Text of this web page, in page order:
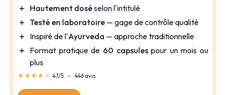
＋ Hautement doséselon l'intitulé
＋ Testé en laboratoire — gage de contrôle qualité
＋ Inspiré de l'Ayurveda — approche traditionnelle
＋ Format pratique de 60 capsulespour un mois ou
plus
★★★★★
★★★★★ 4,1/5 — 446 avis